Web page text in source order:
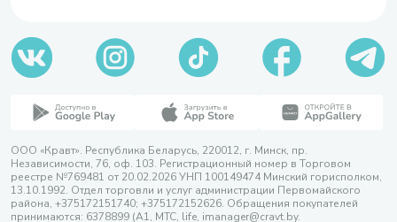
ООО «Кравт». Республика Беларусь, 220012, г. Минск, пр.
Независимости, 76, оф. 103. Регистрационный номер в Торговом
реестре №769481 от 20.02.2026 УНП 100149474 Минский горисполком,
13.10.1992. Отдел торговли и услуг администрации Первомайского
района, +375172151740; +375172152626. Обращения покупателей
принимаются: 6378899 (А1, МТС, life, imanager@cravt.by.